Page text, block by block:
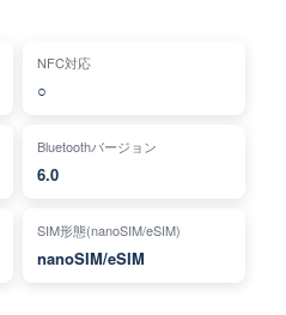
NFC対応
○
Bluetoothバージョン
6.0
SIM形態(nanoSIM/eSIM)
nanoSIM/eSIM